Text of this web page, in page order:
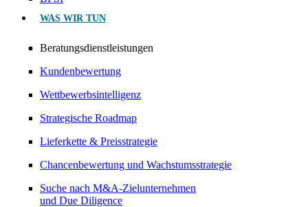
WAS WIR TUN
Beratungsdienstleistungen
Kundenbewertung
Wettbewerbsintelligenz
Strategische Roadmap
Lieferkette & Preisstrategie
Chancenbewertung und Wachstumsstrategie
Suche nach M&A-Zielunternehmen
und Due Diligence